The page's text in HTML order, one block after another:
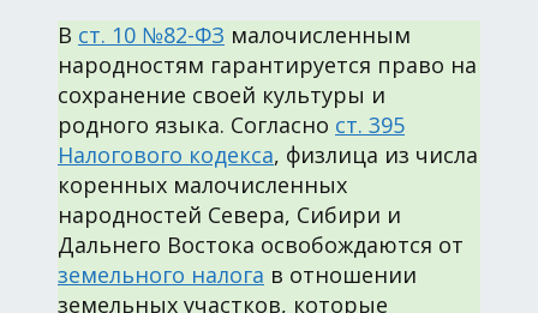
В ст. 10 №82-ФЗ малочисленным
народностям гарантируется право на
сохранение своей культуры и
родного языка. Согласно ст. 395
Налогового кодекса, физлица из числа
коренных малочисленных
народностей Севера, Сибири и
Дальнего Востока освобождаются от
земельного налога в отношении
земельных участков, которые